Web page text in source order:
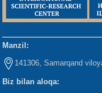
Manzil:
141306, Samarqand
Biz bilan aloqa: